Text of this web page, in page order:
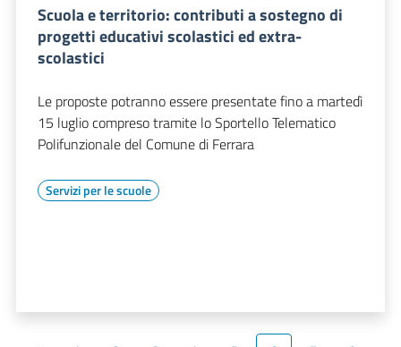
Scuola e territorio: contributi a sostegno di
progetti educativi scolastici ed extra-
scolastici
Le proposte potranno essere presentate fino a martedì
15 luglio compreso tramite lo Sportello Telematico
Polifunzionale del Comune di Ferrara
Servizi per le scuole